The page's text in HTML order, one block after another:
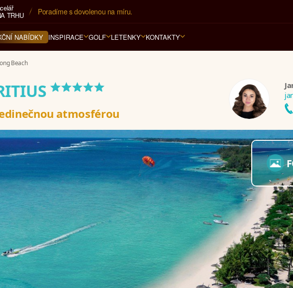
TRHU 5* cestovní kancelář na luxusní dovolenou od 100.000 Kč.
NABÍDKY INSPIRACE GOLF LETENKY KONTAKTY
Beach
*****
atmosférou